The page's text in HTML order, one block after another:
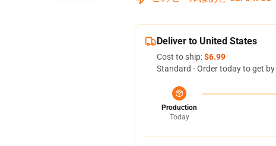
Deliver to United States
Cost to ship:$6.99
Standard - Order today to get by
Production
Today